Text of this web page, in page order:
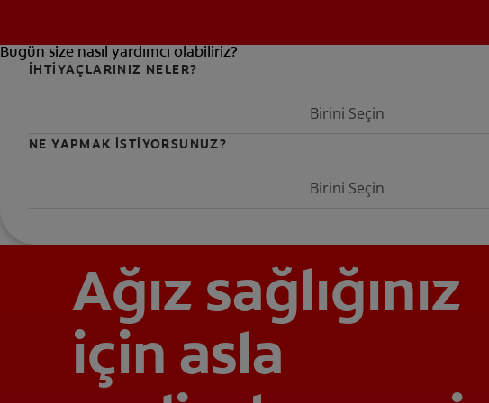
Bugün size nasıl yardımcı olabiliriz?
İHTİYAÇLARINIZ NELER?
Birini Seçin
NE YAPMAK İSTİYORSUNUZ?
Birini Seçin
Ağız sağlığınız
için asla